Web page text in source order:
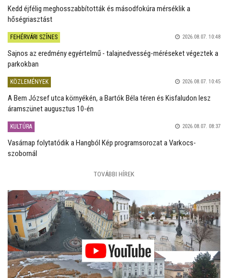
Kedd éjfélig meghosszabbították és másodfokúra mérséklik a
hőségriasztást
FEHÉRVÁRI SZÍNES 2026.08.07. 10:48
Sajnos az eredmény egyértelmű - talajnedvesség-méréseket végeztek a
parkokban
KÖZLEMÉNYEK 2026.08.07. 10:45
A Bem József utca környékén, a Bartók Béla téren és Kisfaludon lesz
áramszünet augusztus 10-én
KULTÚRA 2026.08.07. 08:37
Vasárnap folytatódik a Hangból Kép programsorozat a Varkocs-
szobornál
TOVÁBBI HÍREK